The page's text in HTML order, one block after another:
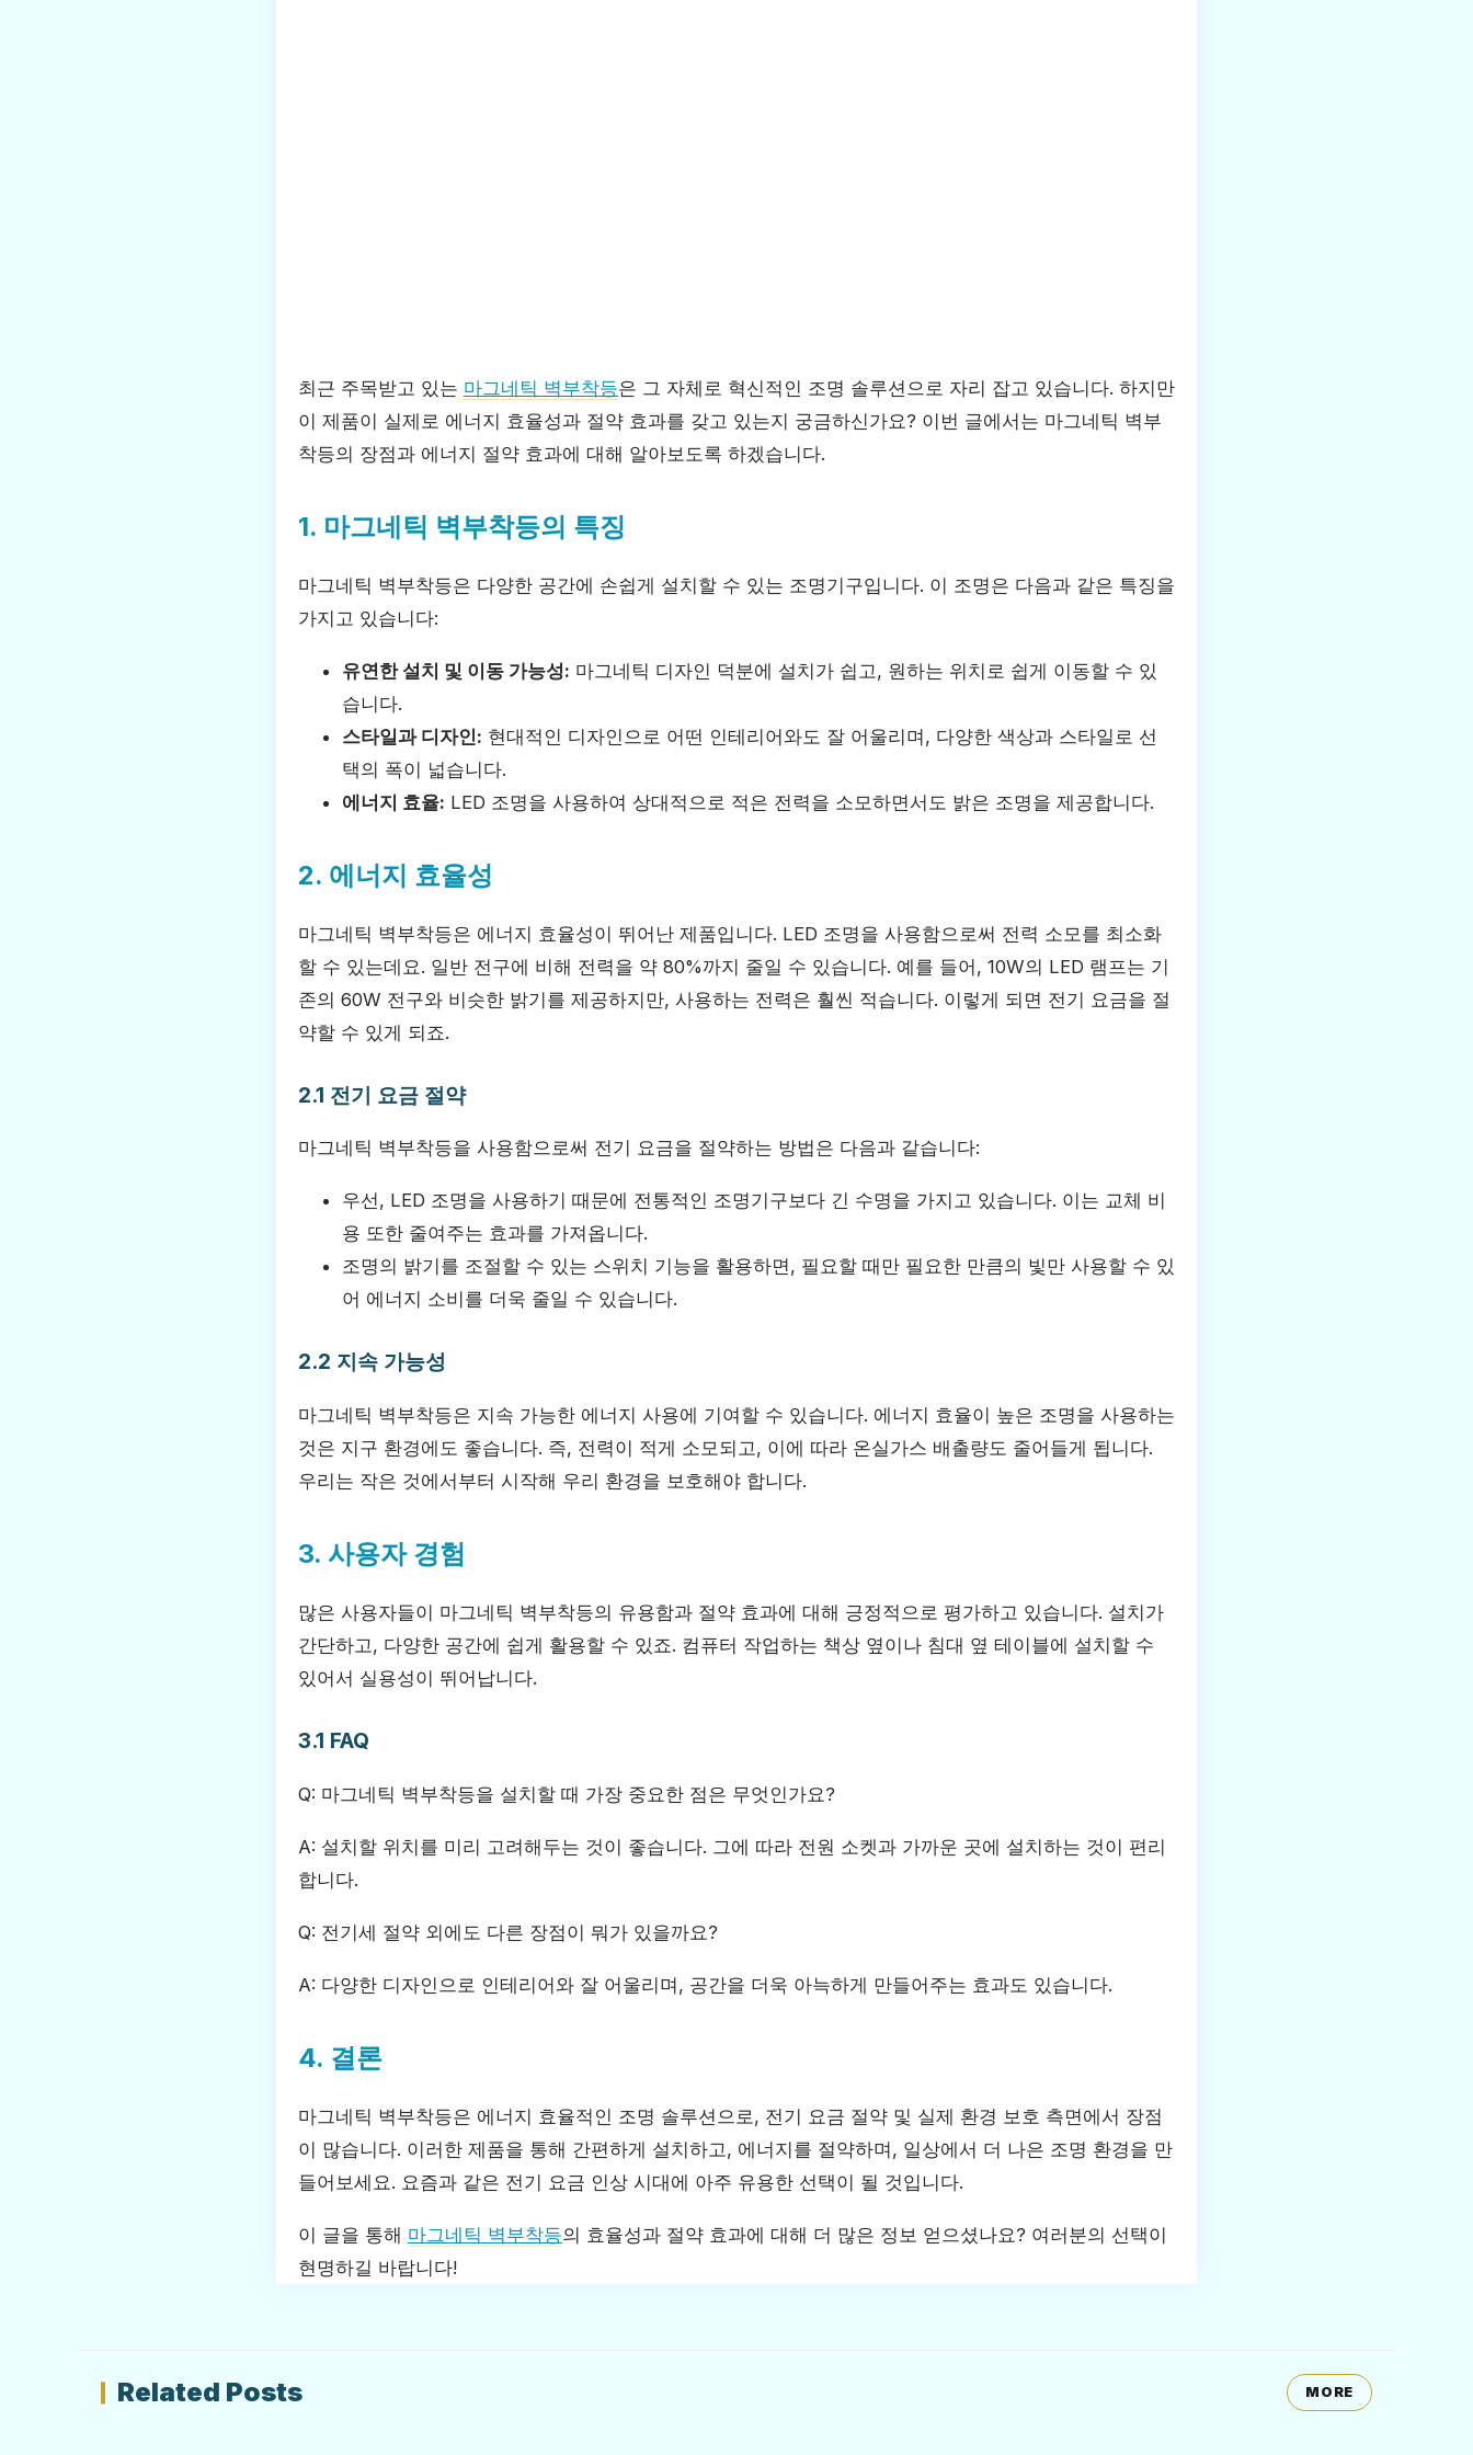
최근 주목받고 있는 마그네틱 벽부착등은 그 자체로 혁신적인 조명 솔루션으로 자리 잡고 있습니다. 하지만
이 제품이 실제로 에너지 효율성과 절약 효과를 갖고 있는지 궁금하신가요? 이번 글에서는 마그네틱 벽부
착등의 장점과 에너지 절약 효과에 대해 알아보도록 하겠습니다.
1. 마그네틱 벽부착등의 특징
마그네틱 벽부착등은 다양한 공간에 손쉽게 설치할 수 있는 조명기구입니다. 이 조명은 다음과 같은 특징을
가지고 있습니다:
유연한 설치 및 이동 가능성: 마그네틱 디자인 덕분에 설치가 쉽고, 원하는 위치로 쉽게 이동할 수 있
습니다.
스타일과 디자인: 현대적인 디자인으로 어떤 인테리어와도 잘 어울리며, 다양한 색상과 스타일로 선
택의 폭이 넓습니다.
에너지 효율: LED 조명을 사용하여 상대적으로 적은 전력을 소모하면서도 밝은 조명을 제공합니다.
2. 에너지 효율성
마그네틱 벽부착등은 에너지 효율성이 뛰어난 제품입니다. LED 조명을 사용함으로써 전력 소모를 최소화
할 수 있는데요. 일반 전구에 비해 전력을 약 80%까지 줄일 수 있습니다. 예를 들어, 10W의 LED 램프는 기
존의 60W 전구와 비슷한 밝기를 제공하지만, 사용하는 전력은 훨씬 적습니다. 이렇게 되면 전기 요금을 절
약할 수 있게 되죠.
2.1 전기 요금 절약
마그네틱 벽부착등을 사용함으로써 전기 요금을 절약하는 방법은 다음과 같습니다:
우선, LED 조명을 사용하기 때문에 전통적인 조명기구보다 긴 수명을 가지고 있습니다. 이는 교체 비
용 또한 줄여주는 효과를 가져옵니다.
조명의 밝기를 조절할 수 있는 스위치 기능을 활용하면, 필요할 때만 필요한 만큼의 빛만 사용할 수 있
어 에너지 소비를 더욱 줄일 수 있습니다.
2.2 지속 가능성
마그네틱 벽부착등은 지속 가능한 에너지 사용에 기여할 수 있습니다. 에너지 효율이 높은 조명을 사용하는
것은 지구 환경에도 좋습니다. 즉, 전력이 적게 소모되고, 이에 따라 온실가스 배출량도 줄어들게 됩니다.
우리는 작은 것에서부터 시작해 우리 환경을 보호해야 합니다.
3. 사용자 경험
많은 사용자들이 마그네틱 벽부착등의 유용함과 절약 효과에 대해 긍정적으로 평가하고 있습니다. 설치가
간단하고, 다양한 공간에 쉽게 활용할 수 있죠. 컴퓨터 작업하는 책상 옆이나 침대 옆 테이블에 설치할 수
있어서 실용성이 뛰어납니다.
3.1 FAQ
Q: 마그네틱 벽부착등을 설치할 때 가장 중요한 점은 무엇인가요?
A: 설치할 위치를 미리 고려해두는 것이 좋습니다. 그에 따라 전원 소켓과 가까운 곳에 설치하는 것이 편리
합니다.
Q: 전기세 절약 외에도 다른 장점이 뭐가 있을까요?
A: 다양한 디자인으로 인테리어와 잘 어울리며, 공간을 더욱 아늑하게 만들어주는 효과도 있습니다.
4. 결론
마그네틱 벽부착등은 에너지 효율적인 조명 솔루션으로, 전기 요금 절약 및 실제 환경 보호 측면에서 장점
이 많습니다. 이러한 제품을 통해 간편하게 설치하고, 에너지를 절약하며, 일상에서 더 나은 조명 환경을 만
들어보세요. 요즘과 같은 전기 요금 인상 시대에 아주 유용한 선택이 될 것입니다.
이 글을 통해 마그네틱 벽부착등의 효율성과 절약 효과에 대해 더 많은 정보 얻으셨나요? 여러분의 선택이
현명하길 바랍니다!
Related Posts MORE